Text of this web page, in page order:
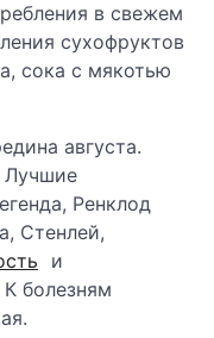
в свежем
сухофруктов
сока с мякотью
августа.
Лучшие
Ренклод
Стенлей,
и
болезням